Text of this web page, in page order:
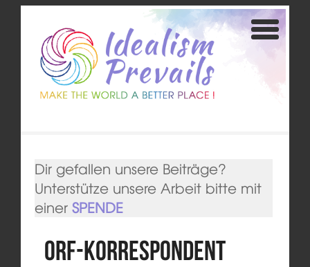
Dir gefallen unsere Beiträge?
Unterstütze unsere Arbeit bitte mit
einer SPENDE
ORF-Korrespondent